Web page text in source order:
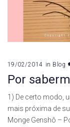
19/02/2014 in Blog
Por
1) De certo modo,
mais próxima de
Monge Genshô –